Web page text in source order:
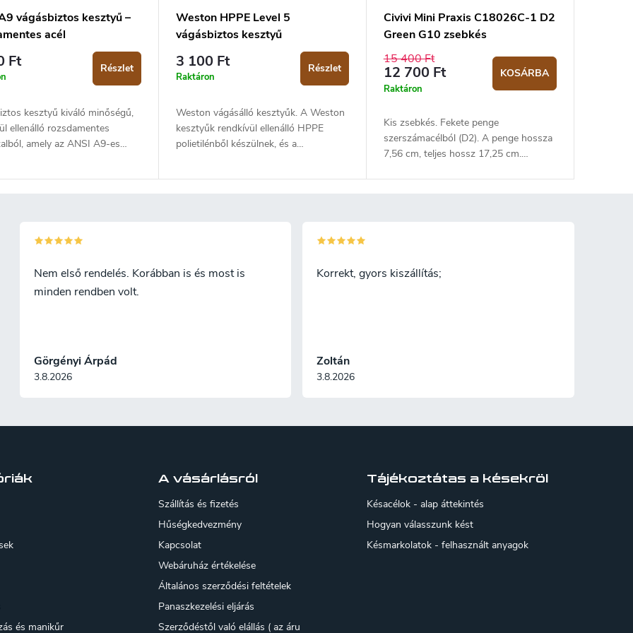
vágásbiztos kesztyű –
acél
Ft Részlet
kesztyű kiváló minőségű,
ellenálló rozsdamentes
amely az ANSI A9-es
is a még komfortosabb
M (8-as méret), L (9-es
Weston HPPE Level 5
vágásbiztos kesztyű
3 100 Ft
Raktáron
Részlet
Weston vágásálló kesztyűk. A Weston
kesztyűk rendkívül ellenálló HPPE
polietilénből készülnek, és a
Civivi Mini Praxis C18026C-1 D2
Green G10 zsebkés
15 400 Ft
12 700 Ft
Raktáron
KOSÁRBA
Kis zsebkés. Fekete penge
szerszámacélból (D2). A penge hossza
7,56 cm, teljes hossz 17,25 cm.
Görgényi Árpád
3.8.2026
Nem első rendelés. Korábban is és most is
minden rendben volt.
Zoltán
3.8.2026
Korrekt, gyors kiszállítás;
és manikűr
A vásárlásról
Szállítás és fizetés
Hűségkedvezmény
Kapcsolat
Webáruház értékelése
Általános szerződési feltételek
Panaszkezelési eljárás
Szerződéstől való elállás ( az áru
Tájékoztátas a késekröl
Késacélok - alap áttekintés
Hogyan válasszunk kést
Késmarkolatok - felhasznált anyagok